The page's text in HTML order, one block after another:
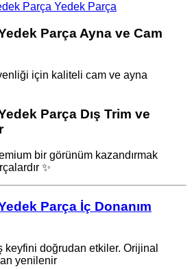
Parça Ayna ve Cam
için kaliteli cam ve ayna
Parça Dış Trim ve
bir görünüm kazandırmak
✨
Parça İç Donanım
keyfini doğrudan etkiler. Orijinal
yenilenir